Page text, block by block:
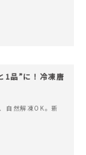
1品”に！冷凍唐
自然解凍OK。新